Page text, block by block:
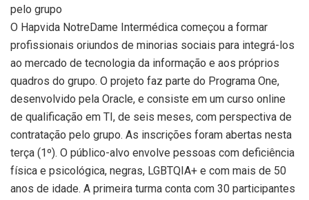
pelo grupo
O Hapvida NotreDame Intermédica começou a formar
profissionais oriundos de minorias sociais para integrá-los
ao mercado de tecnologia da informação e aos próprios
quadros do grupo. O projeto faz parte do Programa One,
desenvolvido pela Oracle, e consiste em um curso online
de qualificação em TI, de seis meses, com perspectiva de
contratação pelo grupo. As inscrições foram abertas nesta
terça (1º). O público-alvo envolve pessoas com deficiência
física e psicológica, negras, LGBTQIA+ e com mais de 50
anos de idade. A primeira turma conta com 30 participantes